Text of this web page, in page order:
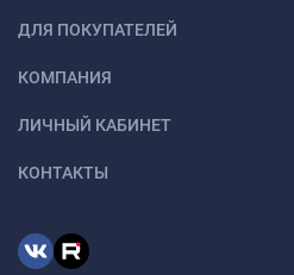
ДЛЯ ПОКУПАТЕЛЕЙ
КОМПАНИЯ
ЛИЧНЫЙ КАБИНЕТ
КОНТАКТЫ